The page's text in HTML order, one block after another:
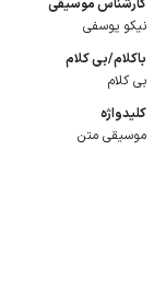
كارشناس موسیقی
نیکو یوسفی
باكلام/بی كلام
بی کلام
كلیدواژه
موسیقی متن